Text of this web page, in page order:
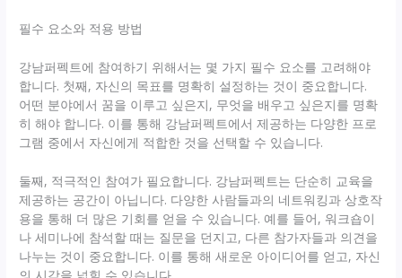
필수 요소와 적용 방법
강남퍼펙트에 참여하기 위해서는 몇 가지 필수 요소를 고려해야
합니다. 첫째, 자신의 목표를 명확히 설정하는 것이 중요합니다.
어떤 분야에서 꿈을 이루고 싶은지, 무엇을 배우고 싶은지를 명확
히 해야 합니다. 이를 통해 강남퍼펙트에서 제공하는 다양한 프로
그램 중에서 자신에게 적합한 것을 선택할 수 있습니다.
둘째, 적극적인 참여가 필요합니다. 강남퍼펙트는 단순히 교육을
제공하는 공간이 아닙니다. 다양한 사람들과의 네트워킹과 상호작
용을 통해 더 많은 기회를 얻을 수 있습니다. 예를 들어, 워크숍이
나 세미나에 참석할 때는 질문을 던지고, 다른 참가자들과 의견을
나누는 것이 중요합니다. 이를 통해 새로운 아이디어를 얻고, 자신